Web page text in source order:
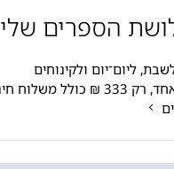
הספרים שלי
ליום־יום ולקינוחים
משלוח חינם!